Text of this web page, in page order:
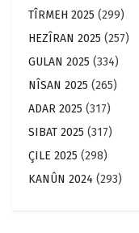
TÎRMEH 2025 (299)
HEZÎRAN 2025 (257)
GULAN 2025 (334)
NÎSAN 2025 (265)
ADAR 2025 (317)
SIBAT 2025 (317)
ÇILE 2025 (298)
KANÛN 2024 (293)